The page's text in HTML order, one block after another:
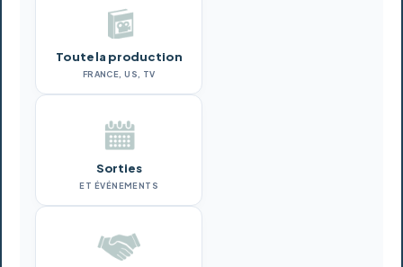
Toute la production
FRANCE, US, TV
Sorties
ET ÉVÉNEMENTS